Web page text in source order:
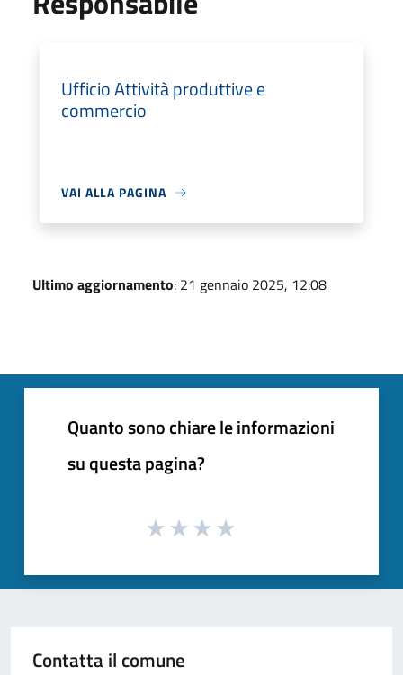
Ufficio Attività produttive e
commercio
VAI ALLA PAGINA
Ultimo aggiornamento: 21 gennaio 2025, 12:08
Quanto sono chiare le informazioni
su questa pagina?
Contatta il comune